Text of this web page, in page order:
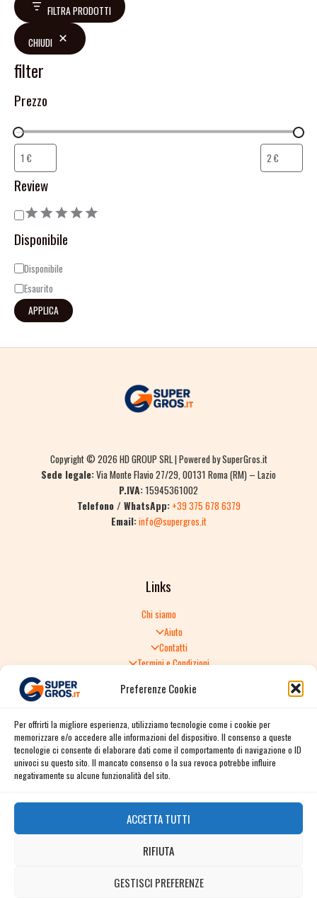
Preferenze Cookie
Per offrirti la migliore esperienza, utilizziamo tecnologie come i cookie per
memorizzare e/o accedere alle informazioni del dispositivo. Il consenso a queste
tecnologie ci consente di elaborare dati come il comportamento di navigazione o ID
univoci su questo sito. Il mancato consenso o la sua revoca potrebbe influire
negativamente su alcune funzionalità del sito.
ACCETTA TUTTI
RIFIUTA
GESTISCI PREFERENZE
FILTRA PRODOTTI
CHIUDI
filter
Prezzo
Review
Disponibile
Disponibile
Esaurito
APPLICA
Copyright © 2026 HD GROUP SRL | Powered by SuperGros.it
Sede legale:Via Monte Flavio 27/29, 00131 Roma (RM) – Lazio
P.IVA:15945361002
Telefono / WhatsApp: +39 375 678 6379
Email:info@supergros.it
Links
Chi siamo
Aiuto
Contatti
Termini e Condizioni
Politica di Reso
Spedizione e consegna
Informativa sulla Privacy
Cookie Policy
Facebook
Instagram
Twitter / X